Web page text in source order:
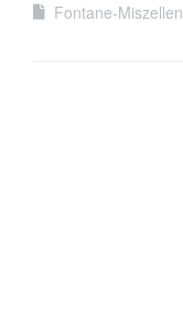
Fontane-Miszellen